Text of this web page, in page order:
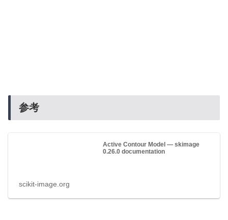
参考
Active Contour Model — skimage
0.26.0 documentation
scikit-image.org